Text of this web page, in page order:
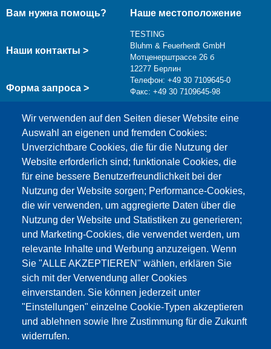
Wir verwenden auf den Seiten dieser Website eine
Auswahl an eigenen und fremden Cookies:
Unverzichtbare Cookies, die für die Nutzung der
Website erforderlich sind; funktionale Cookies, die
für eine bessere Benutzerfreundlichkeit bei der
Nutzung der Website sorgen; Performance-Cookies,
die wir verwenden, um aggregierte Daten über die
Nutzung der Website und Statistiken zu generieren;
und Marketing-Cookies, die verwendet werden, um
relevante Inhalte und Werbung anzuzeigen. Wenn
Sie "ALLE AKZEPTIEREN" wählen, erklären Sie
sich mit der Verwendung aller Cookies
einverstanden. Sie können jederzeit unter
"Einstellungen" einzelne Cookie-Typen akzeptieren
und ablehnen sowie Ihre Zustimmung für die Zukunft
widerrufen.
Вам нужна помощь?
Наши контакты >
Форма запроса >
Наше местоположение
TESTING
Bluhm & Feuerherdt GmbH
Мотценерштрассе 26 б
12277 Берлин
Телефон: +49 30 7109645-0
Факс: +49 30 7109645-98
info@testing.de
Этот материал заблокирован, потому что
файлы cookie Google Maps не были приняты.
НЕОБХОДИМО ПРИНЯТЬ ТОЛЬКО
ФАЙЛЫ COOKIE GOOGLE MAPS.
Alle Cookies akzeptieren